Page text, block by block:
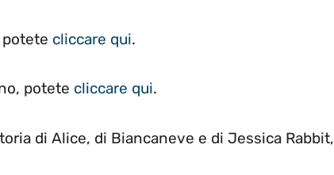
cliccare qui.
potete cliccare qui.
di Alice, di Biancaneve e di Jessica Rabbit,